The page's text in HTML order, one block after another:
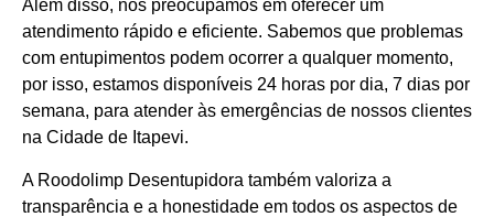
Além disso, nos preocupamos em oferecer um
atendimento rápido e eficiente. Sabemos que problemas
com entupimentos podem ocorrer a qualquer momento,
por isso, estamos disponíveis 24 horas por dia, 7 dias por
semana, para atender às emergências de nossos clientes
na Cidade de Itapevi.
A Roodolimp Desentupidora também valoriza a
transparência e a honestidade em todos os aspectos de